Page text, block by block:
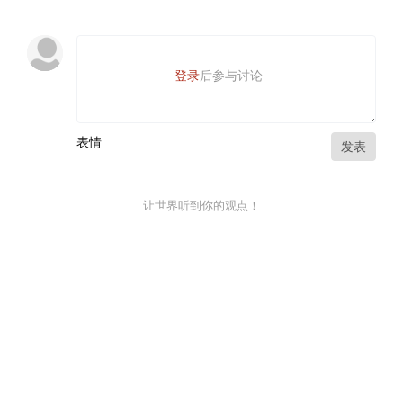
登录后参与讨论
表情 发表
让世界听到你的观点！